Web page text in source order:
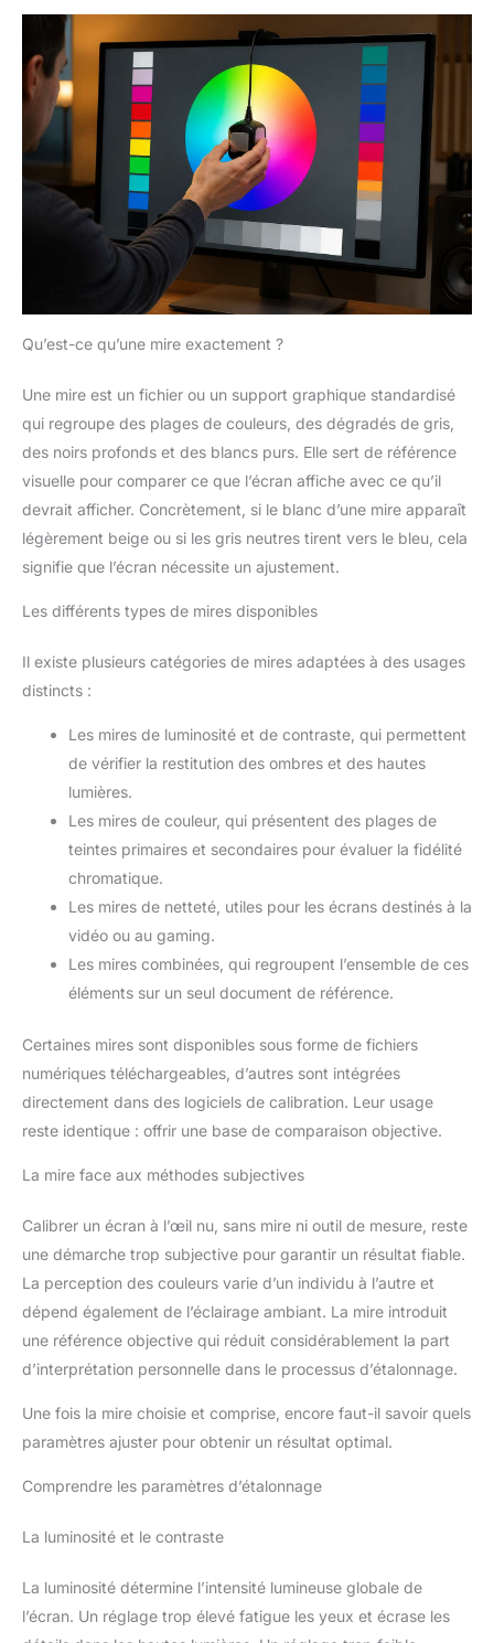
Qu’est-ce qu’une mire exactement ?
Une mire est un fichier ou un support graphique standardisé
qui regroupe des plages de couleurs, des dégradés de gris,
des noirs profonds et des blancs purs. Elle sert de référence
visuelle pour comparer ce que l’écran affiche avec ce qu’il
devrait afficher. Concrètement, si le blanc d’une mire apparaît
légèrement beige ou si les gris neutres tirent vers le bleu, cela
signifie que l’écran nécessite un ajustement.
Les différents types de mires disponibles
Il existe plusieurs catégories de mires adaptées à des usages
distincts :
Les mires de luminosité et de contraste, qui permettent
de vérifier la restitution des ombres et des hautes
lumières.
Les mires de couleur, qui présentent des plages de
teintes primaires et secondaires pour évaluer la fidélité
chromatique.
Les mires de netteté, utiles pour les écrans destinés à la
vidéo ou au gaming.
Les mires combinées, qui regroupent l’ensemble de ces
éléments sur un seul document de référence.
Certaines mires sont disponibles sous forme de fichiers
numériques téléchargeables, d’autres sont intégrées
directement dans des logiciels de calibration. Leur usage
reste identique : offrir une base de comparaison objective.
La mire face aux méthodes subjectives
Calibrer un écran à l’œil nu, sans mire ni outil de mesure, reste
une démarche trop subjective pour garantir un résultat fiable.
La perception des couleurs varie d’un individu à l’autre et
dépend également de l’éclairage ambiant. La mire introduit
une référence objective qui réduit considérablement la part
d’interprétation personnelle dans le processus d’étalonnage.
Une fois la mire choisie et comprise, encore faut-il savoir quels
paramètres ajuster pour obtenir un résultat optimal.
Comprendre les paramètres d’étalonnage
La luminosité et le contraste
La luminosité détermine l’intensité lumineuse globale de
l’écran. Un réglage trop élevé fatigue les yeux et écrase les